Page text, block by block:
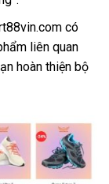
có
liên quan
hoàn thiện bộ